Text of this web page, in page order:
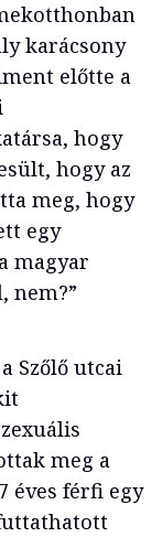
karácsony
előtte a
hogy
hogy az
meg, hogy
egy
magyar
nem?”
Szőlő utcai
meg a
éves férfi egy